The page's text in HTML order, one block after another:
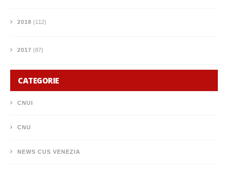
2018 (112)
2017 (87)
CATEGORIE
CNUI
CNU
NEWS CUS VENEZIA